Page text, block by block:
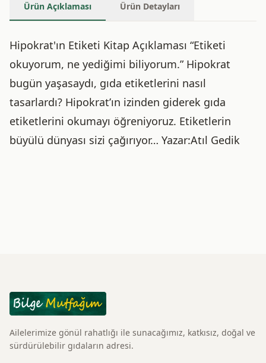
Ürün Açıklaması Ürün Detayları
Hipokrat'ın Etiketi Kitap Açıklaması “Etiketi
okuyorum, ne yediğimi biliyorum.” Hipokrat
bugün yaşasaydı, gıda etiketlerini nasıl
tasarlardı? Hipokrat’ın izinden giderek gıda
etiketlerini okumayı öğreniyoruz. Etiketlerin
büyülü dünyası sizi çağırıyor… Yazar:Atıl Gedik
Ailelerimize gönül rahatlığı ile sunacağımız, katkısız, doğal ve
sürdürülebilir gıdaların adresi.